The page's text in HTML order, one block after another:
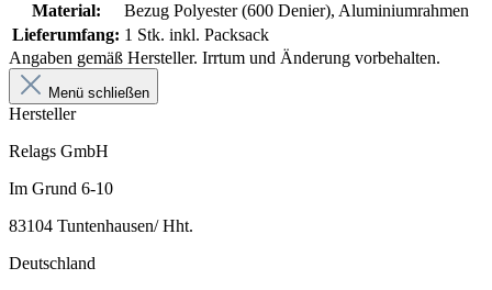
Material:
Bezug Polyester (600 Denier), Aluminiumrahmen
Lieferumfang: 1 Stk. inkl. Packsack
Angaben gemäß Hersteller. Irrtum und Änderung vorbehalten.
Menü schließen
Hersteller
Relags GmbH
Im Grund 6-10
83104 Tuntenhausen/ Hht.
Deutschland